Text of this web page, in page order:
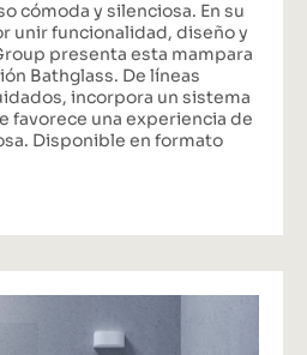
cómoda y silenciosa. En su
unir funcionalidad, diseño y
presenta esta mampara
Bathglass. De líneas
incorpora un sistema
favorece una experiencia de
Disponible en formato